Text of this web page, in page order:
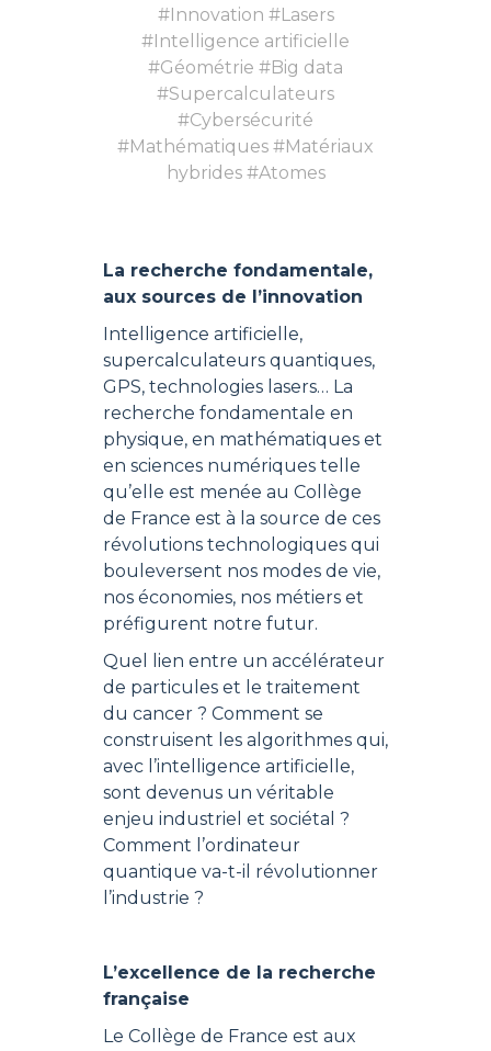
#Innovation #Lasers
#Intelligence artificielle
#Géométrie #Big data
#Supercalculateurs
#Cybersécurité
#Mathématiques #Matériaux
hybrides #Atomes
La recherche fondamentale,
aux sources de l’innovation
Intelligence artificielle,
supercalculateurs quantiques,
GPS, technologies lasers… La
recherche fondamentale en
physique, en mathématiques et
en sciences numériques telle
qu’elle est menée au Collège
de France est à la source de ces
révolutions technologiques qui
bouleversent nos modes de vie,
nos économies, nos métiers et
préfigurent notre futur.
Quel lien entre un accélérateur
de particules et le traitement
du cancer ? Comment se
construisent les algorithmes qui,
avec l’intelligence artificielle,
sont devenus un véritable
enjeu industriel et sociétal ?
Comment l’ordinateur
quantique va-t-il révolutionner
l’industrie ?
L’excellence de la recherche
française
Le Collège de France est aux